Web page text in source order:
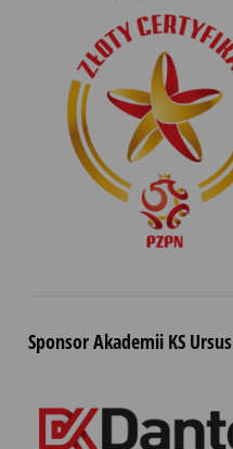
Sponsor Akademii KS Ursus